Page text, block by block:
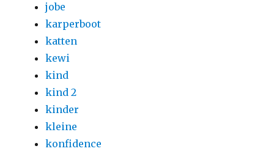
jobe
karperboot
katten
kewi
kind
kind 2
kinder
kleine
konfidence